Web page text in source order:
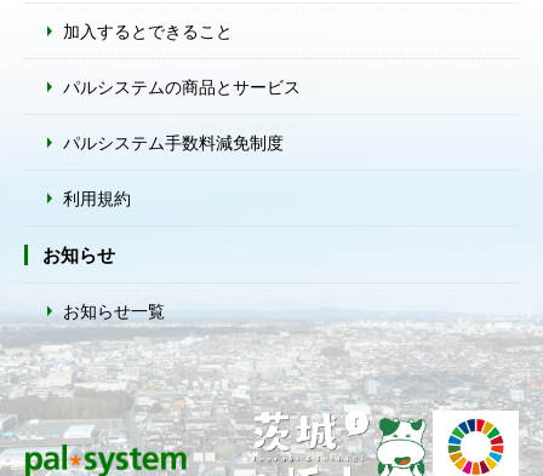
加入するとできること
パルシステムの商品とサービス
パルシステム手数料減免制度
利用規約
お知らせ
お知らせ一覧